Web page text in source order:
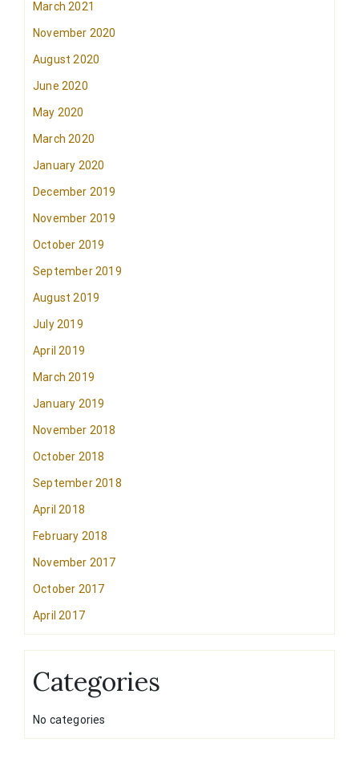
March 2021
November 2020
August 2020
June 2020
May 2020
March 2020
January 2020
December 2019
November 2019
October 2019
September 2019
August 2019
July 2019
April 2019
March 2019
January 2019
November 2018
October 2018
September 2018
April 2018
February 2018
November 2017
October 2017
April 2017
Categories
No categories